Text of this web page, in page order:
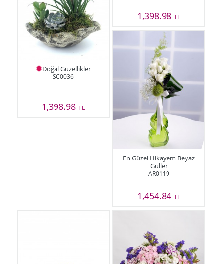
Doğal Güzellikler
SC0036
1,398.98TL
1,398.98 TL
En Güzel Hikayem Beyaz
Güller
AR0119
1,454.84 TL